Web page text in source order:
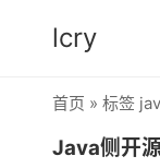
lcry
首页 » 标签
Java侧开